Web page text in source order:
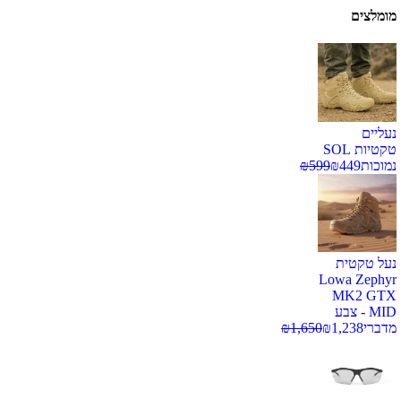
מומלצים
נעליים
טקטיות SOL
נמוכות
₪449
₪599
נעל טקטית
Lowa Zephyr
MK2 GTX
MID - צבע
מדברי
₪1,238
₪1,650